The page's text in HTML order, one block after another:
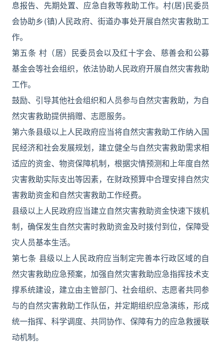
息报告、先期处置、应急自救等救助工作。村(居)民委员
会协助乡(镇)人民政府、街道办事处开展自然灾害救助工
作。
第五条 村（居）民委员会以及红十字会、慈善会和公募
基金会等社会组织，依法协助人民政府开展自然灾害救助
工作。
鼓励、引导其他社会组织和人员参与自然灾害救助，为自
然灾害救助提供捐赠、志愿服务。
第六条县级以上人民政府应当将自然灾害救助工作纳入国
民经济和社会发展规划，建立健全与自然灾害救助需求相
适应的资金、物资保障机制，根据灾情预测和上年度自然
灾害救助实际支出等因素，在财政预算中合理安排自然灾
害救助资金和自然灾害救助工作经费。
县级以上人民政府应当建立自然灾害救助资金快速下拨机
制，确保发生自然灾害时救助资金及时拨付到位，保障受
灾人员基本生活。
第七条 县级以上人民政府应当制定完善本行政区域的自
然灾害救助应急预案，加强自然灾害救助应急指挥技术支
撑系统建设，建立由主管部门、社会组织、志愿者共同参
与的自然灾害救助工作队伍，并定期组织应急演练，形成
统一指挥、科学调度、共同协作、保障有力的应急救援联
动机制。